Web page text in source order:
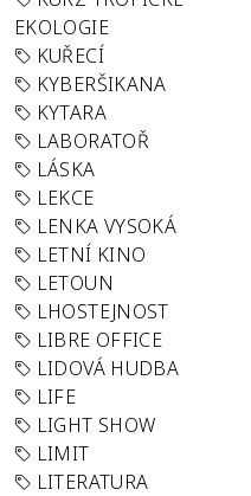
EKOLOGIE
KUŘECÍ
KYBERŠIKANA
KYTARA
LABORATOŘ
LÁSKA
LEKCE
LENKA VYSOKÁ
LETNÍ KINO
LETOUN
LHOSTEJNOST
LIBRE OFFICE
LIDOVÁ HUDBA
LIFE
LIGHT SHOW
LIMIT
LITERATURA